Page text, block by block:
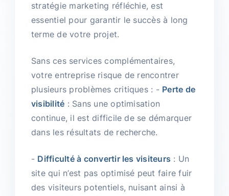
stratégie marketing réfléchie, est
essentiel pour garantir le succès à long
terme de votre projet.
Sans ces services complémentaires,
votre entreprise risque de rencontrer
plusieurs problèmes critiques : - Perte de
visibilité : Sans une optimisation
continue, il est difficile de se démarquer
dans les résultats de recherche.
- Difficulté à convertir les visiteurs : Un
site qui n’est pas optimisé peut faire fuir
des visiteurs potentiels, nuisant ainsi à